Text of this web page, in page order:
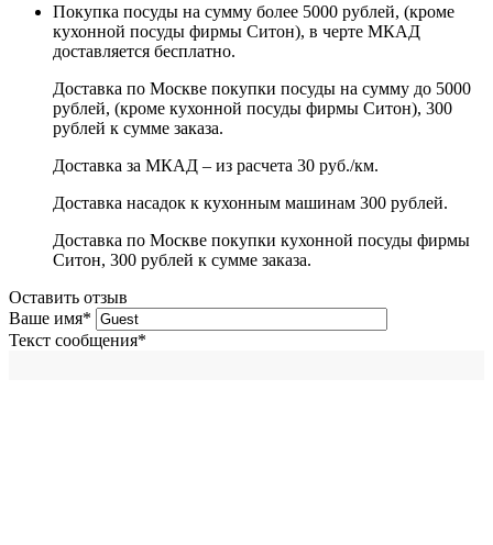
Покупка посуды на сумму более 5000 рублей, (кроме
кухонной посуды фирмы Ситон), в черте МКАД
доставляется бесплатно.
Доставка по Москве покупки посуды на сумму до 5000
рублей, (кроме кухонной посуды фирмы Ситон), 300
рублей к сумме заказа.
Доставка за МКАД – из расчета 30 руб./км.
Доставка насадок к кухонным машинам 300 рублей.
Доставка по Москве покупки кухонной посуды фирмы
Ситон, 300 рублей к сумме заказа.
Оставить отзыв
Ваше имя*
Текст сообщения*